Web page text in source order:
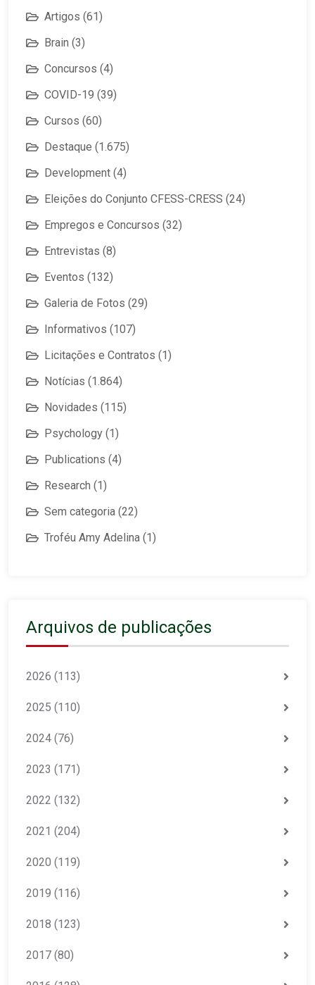
Artigos (61)
Brain (3)
Concursos (4)
COVID-19 (39)
Cursos (60)
Destaque (1.675)
Development (4)
Eleições do Conjunto CFESS-CRESS (24)
Empregos e Concursos (32)
Entrevistas (8)
Eventos (132)
Galeria de Fotos (29)
Informativos (107)
Licitações e Contratos (1)
Notícias (1.864)
Novidades (115)
Psychology (1)
Publications (4)
Research (1)
Sem categoria (22)
Troféu Amy Adelina (1)
Arquivos de publicações
2026 (113)
2025 (110)
2024 (76)
2023 (171)
2022 (132)
2021 (204)
2020 (119)
2019 (116)
2018 (123)
2017 (80)